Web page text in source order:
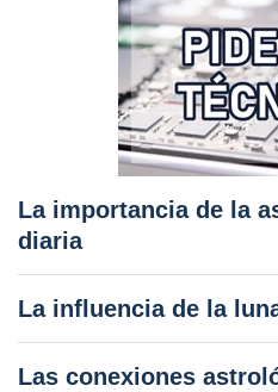
La importancia de la
diaria
La influencia de la
Las conexiones